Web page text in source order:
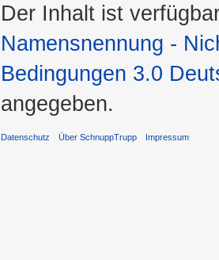
Der Inhalt ist
Namensnennung -
Bedingungen 3.0
angegeben.
Datenschutz Über SchnuppTrupp Impressum